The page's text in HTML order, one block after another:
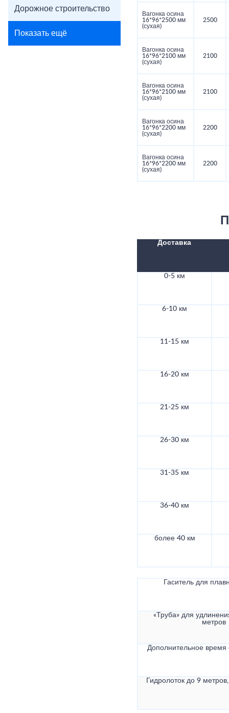
Дорожное строительство
Показать ещё
Вагонка осина
16*96*2500 мм
(сухая)
2500
Вагонка осина
16*96*2100 мм
(сухая)
2100
Вагонка осина
16*96*2100 мм
(сухая)
2100
Вагонка осина
16*96*2200 мм
(сухая)
2200
Вагонка осина
16*96*2200 мм
(сухая)
2200
Доставка
0-5 км
6-10 км
11-15 км
16-20 км
21-25 км
26-30 км
31-35 км
36-40 км
более 40 км
Гаситель для
«Труба» для
метров
Дополнительное
Гидролоток до 9